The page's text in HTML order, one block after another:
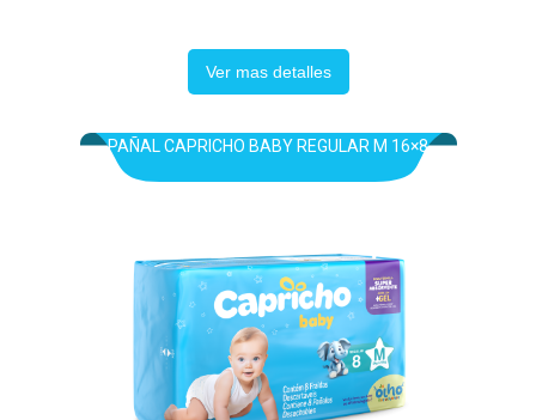
Ver mas detalles
PAÑAL CAPRICHO BABY REGULAR M 16×8